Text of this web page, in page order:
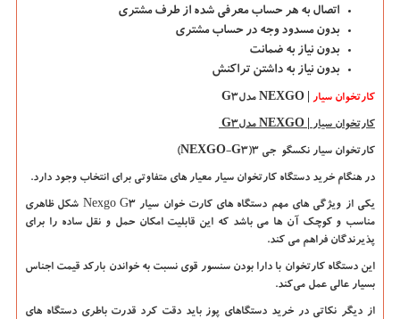
اتصال به هر حساب معرفی شده از طرف مشتری
بدون مسدود وجه در حساب مشتری
بدون نیاز به ضمانت
بدون نیاز به داشتن تراکنش
کارتخوان سیار NEXGO | مدلG3
کارتخوان سیارNEXGO |مدلG3
کارتخوان سیار نکسگو جی ۳ (NEXGO-G3)
در هنگام خرید دستگاه کارتخوان سیار معیار های متفاوتی برای انتخاب وجود دارد.
یکی از ویژگی های مهم دستگاه های کارت خوان سیارNexgo G3 شکل ظاهری
مناسب و کوچک آن ها می باشد که این قابلیت امکان حمل و نقل ساده را برای
پذیرندگان فراهم می کند‌.
این دستگاه کارتخوان با دارا بودن سنسور قوی نسبت به خواندن بارکد قیمت اجناس
بسیار عالی عمل می‌کند.
از دیگر نکاتی در خرید دستگاهای پوز باید دقت کرد قدرت باطری دستگاه های